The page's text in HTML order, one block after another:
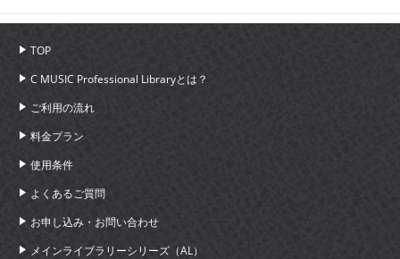
TOP
C MUSIC Professional Libraryとは？
ご利用の流れ
料金プラン
使用条件
よくあるご質問
お申し込み・お問い合わせ
メインライブラリーシリーズ（AL）